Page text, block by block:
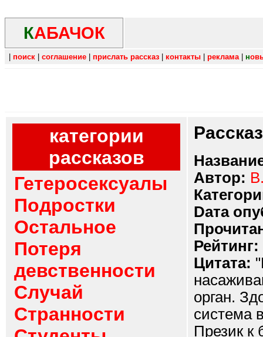
КАБАЧОК
поиск соглашение прислать рассказ контакты реклама| н
категории
рассказов
Гетеросексуалы
Подростки
Остальное
Потеря
девственности
Случай
Странности
Автор:
Dата
Рейтинг:
Цитата:
орган.
система
Презик к